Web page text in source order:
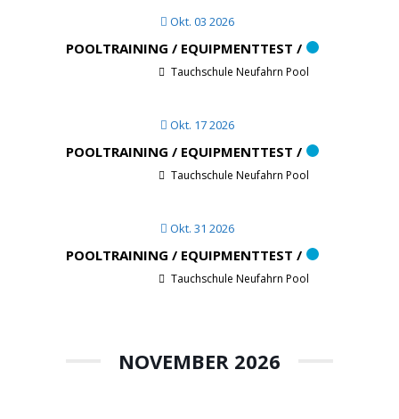
Okt. 03 2026
POOLTRAINING / EQUIPMENTTEST /
Tauchschule Neufahrn Pool
Okt. 17 2026
POOLTRAINING / EQUIPMENTTEST /
Tauchschule Neufahrn Pool
Okt. 31 2026
POOLTRAINING / EQUIPMENTTEST /
Tauchschule Neufahrn Pool
NOVEMBER 2026